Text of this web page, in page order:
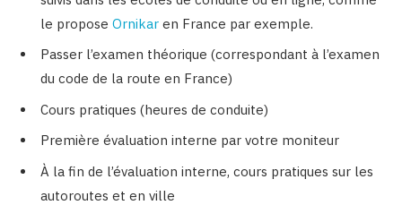
le propose Ornikar en France par exemple.
Passer l’examen théorique (correspondant à l’examen
du code de la route en France)
Cours pratiques (heures de conduite)
Première évaluation interne par votre moniteur
À la fin de l’évaluation interne, cours pratiques sur les
autoroutes et en ville